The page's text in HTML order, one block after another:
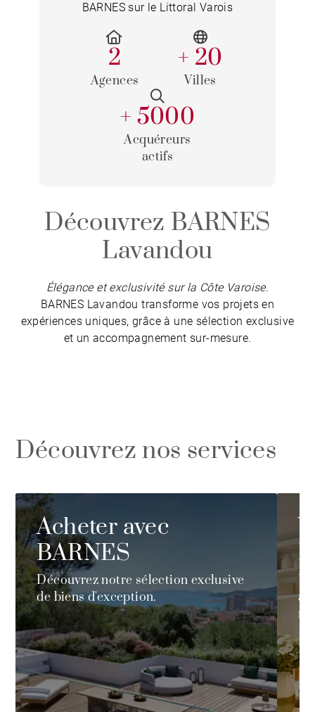
BARNES sur le Littoral Varois
2
Agences
+ 20
Villes
+ 5000
Acquéreurs
actifs
Découvrez BARNES
Lavandou
Élégance et exclusivité sur la Côte Varoise.
BARNES Lavandou transforme vos projets en
expériences uniques, grâce à une sélection exclusive
et un accompagnement sur-mesure.
Découvrez nos services
Acheter avec
BARNES
Découvrez notre sélection exclusive
de biens d'exception.